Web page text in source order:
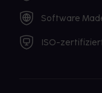
Software
ISO-